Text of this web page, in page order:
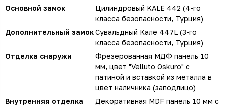
Основной замок
Цилиндровый KALE 442 (4-го
класса безопасности, Турция)
Дополнительный замокСувальдный Кале 447L (3-го
класса безопасности, Турция)
Отделка снаружи
Фрезерованная МДФ панель 10
мм, цвет "Velluto Oskuro" с
патиной и вставкой из металла в
цвет наличника (заподлицо)
Внутренняя отделка
Декоративная MDF панель 10 мм с